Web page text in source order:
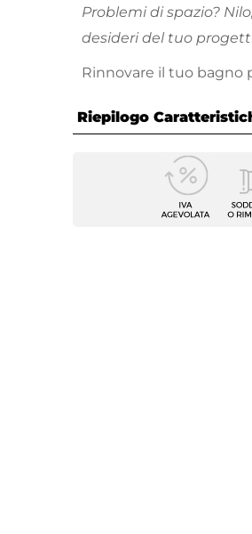
Problemi di spazio?
desideri del tuo
Rinnovare il tuo bagno
Riepilogo
Caratteristiche